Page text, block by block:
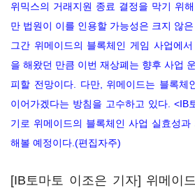
위믹스의 거래지원 종료 결정을 막기 위
만 법원이 이를 인용할 가능성은 크지 않
그간 위메이드의 블록체인 게임 사업에
을 해왔던 만큼 이번 재상폐는 향후 사업
피할 전망이다. 다만, 위메이드는 블록체
이어가겠다는 방침을 고수하고 있다. <IB
기로 위메이드의 블록체인 사업 실효성
해볼 예정이다.(편집자주)
[IB토마토 이조은 기자] 위메이